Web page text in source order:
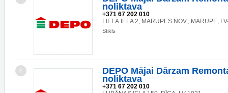
noliktava
+371 67 202 010
LIELĀ IELA 2, MĀRUPES NOV., MĀRUPE,
Stikls
2
DEPO Mājai Dārzam
noliktava
+371 67 202 010